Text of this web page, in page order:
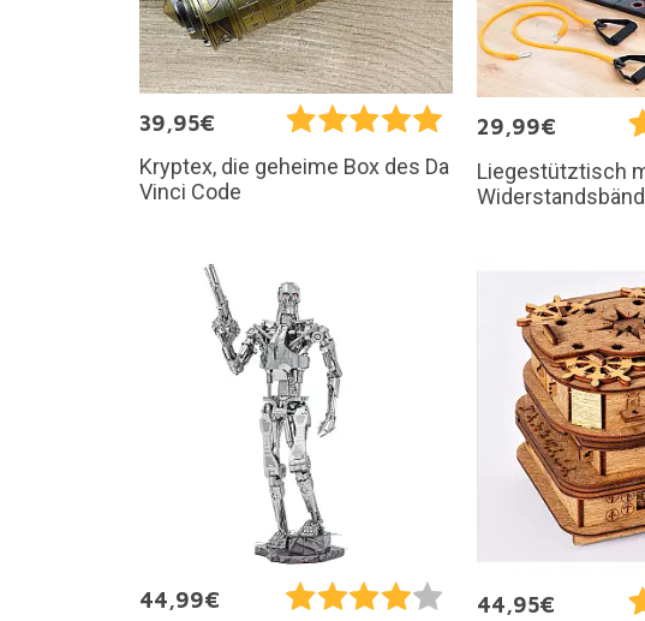
39,95€
Kryptex, die geheime Box des Da
Vinci Code
29,99€
Liegestütztisch
44,99€
44,95€